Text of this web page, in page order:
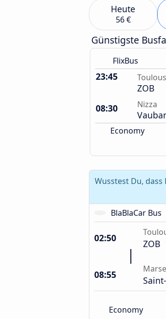
Heute
56 €
Günstigste
FlixBus
23:45
ZOB
08:30
Nizza
Economy
Wusstest Du,
BlaBlaCar Bus
02:50 ZOB
08:55
Economy